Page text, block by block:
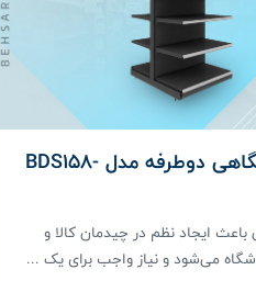
قفسه فروشگاهی دوطرفه مدل BDS158-
ایجاد نظم در چیدمان کالا و
می‌شود و نیاز واجب برای یک ...